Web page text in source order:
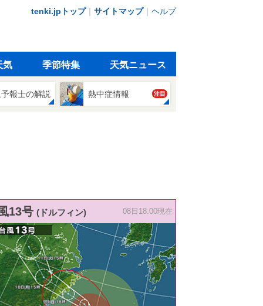
tenki.jpトップ｜ サイトマップ｜ ヘルプ
気 季節特集 天気ニュース
報士の解説 熱中症情報 注目
13号 (ドルフィン) 08日18:00現在